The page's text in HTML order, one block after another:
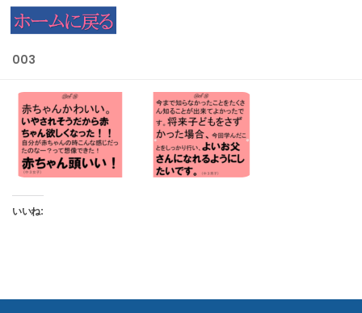
コンテンツへスキップ
003
いいね: